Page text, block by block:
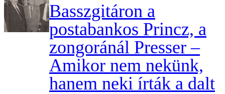
Basszgitáron a
postabankos Princz, a
zongoránál Presser –
Amikor nem nekünk,
hanem neki írták a dalt